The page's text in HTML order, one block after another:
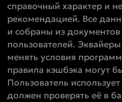
справочный характер и
рекомендацией. Все
и собраны из
пользователей.
менять условия
правила кэшбэка могут
Пользователь
должен проверять её в